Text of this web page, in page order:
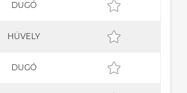
DUGÓ
HÜVELY
DUGÓ